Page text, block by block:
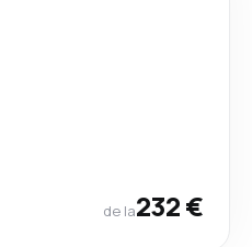
de la232 €